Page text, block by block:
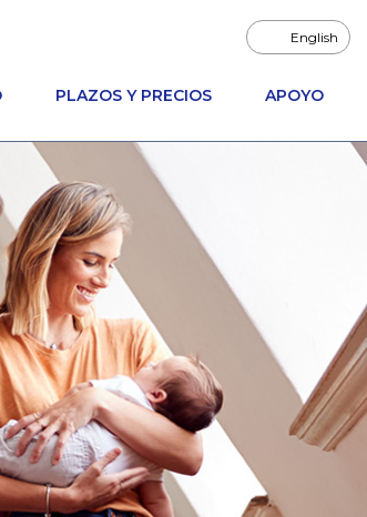
English
PLAZOS Y PRECIOS APOYO